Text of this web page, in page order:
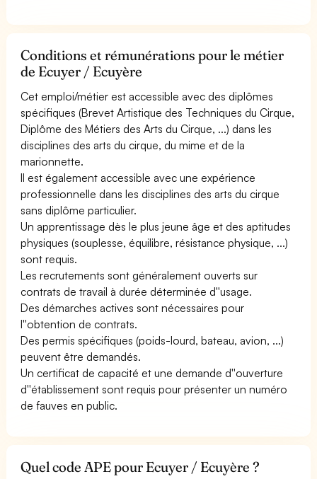
Conditions et rémunérations pour le métier
de Ecuyer / Ecuyère
Cet emploi/métier est accessible avec des diplômes
spécifiques (Brevet Artistique des Techniques du Cirque,
Diplôme des Métiers des Arts du Cirque, ...) dans les
disciplines des arts du cirque, du mime et de la
marionnette.
Il est également accessible avec une expérience
professionnelle dans les disciplines des arts du cirque
sans diplôme particulier.
Un apprentissage dès le plus jeune âge et des aptitudes
physiques (souplesse, équilibre, résistance physique, ...)
sont requis.
Les recrutements sont généralement ouverts sur
contrats de travail à durée déterminée d''usage.
Des démarches actives sont nécessaires pour
l''obtention de contrats.
Des permis spécifiques (poids-lourd, bateau, avion, ...)
peuvent être demandés.
Un certificat de capacité et une demande d''ouverture
d''établissement sont requis pour présenter un numéro
de fauves en public.
Quel code APE pour Ecuyer / Ecuyère ?